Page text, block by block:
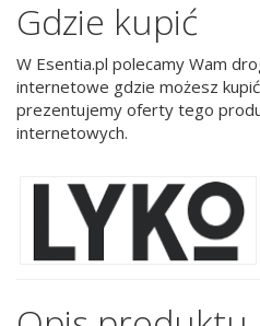
Gdzie kupić
W Esentia.pl polecamy Wam
internetowe gdzie możesz
prezentujemy oferty tego
internetowych.